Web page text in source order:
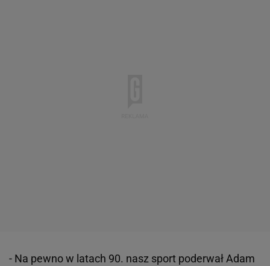
- Na pewno w latach 90. nasz sport poderwał Adam